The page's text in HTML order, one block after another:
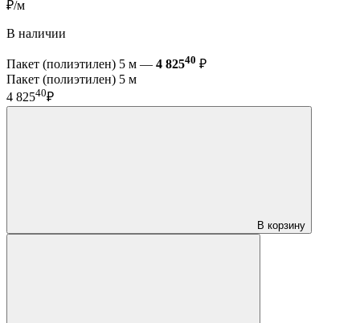
₽/м
В наличии
Пакет (полиэтилен) 5 м — 4 82540 ₽
Пакет (полиэтилен) 5 м
4 82540₽
В корзину